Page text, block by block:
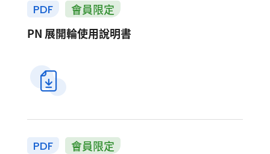
PDF
會員限定
PN 展開輪使用說明書
PDF
會員限定